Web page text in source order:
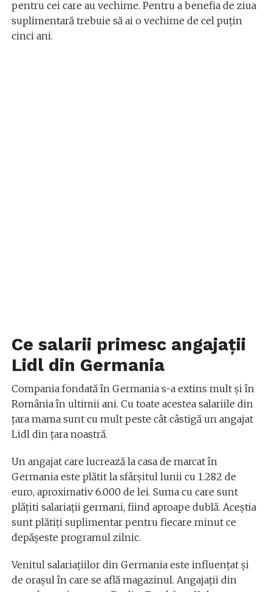
pentru cei care au vechime. Pentru a benefia de ziua
suplimentară trebuie să ai o vechime de cel puțin
cinci ani.
Ce salarii primesc angajații
Lidl din Germania
Compania fondată în Germania s-a extins mult și în
România în ultimii ani. Cu toate acestea salariile din
țara mama sunt cu mult peste cât câstigă un angajat
Lidl din țara noastră.
Un angajat care lucrează la casa de marcat în
Germania este plătit la sfârșitul lunii cu 1.282 de
euro, aproximativ 6.000 de lei. Suma cu care sunt
plățiti salariații germani, fiind aproape dublă. Aceștia
sunt plătiți suplimentar pentru fiecare minut ce
depășeste programul zilnic.
Venitul salariațiilor din Germania este influențat și
de orașul în care se află magazinul. Angajații din